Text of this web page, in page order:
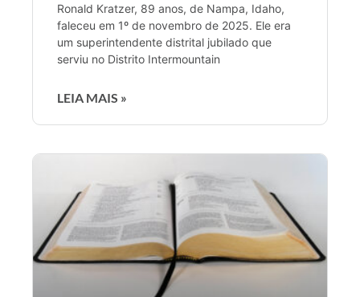
Ronald Kratzer, 89 anos, de Nampa, Idaho,
faleceu em 1º de novembro de 2025. Ele era
um superintendente distrital jubilado que
serviu no Distrito Intermountain
LEIA MAIS »